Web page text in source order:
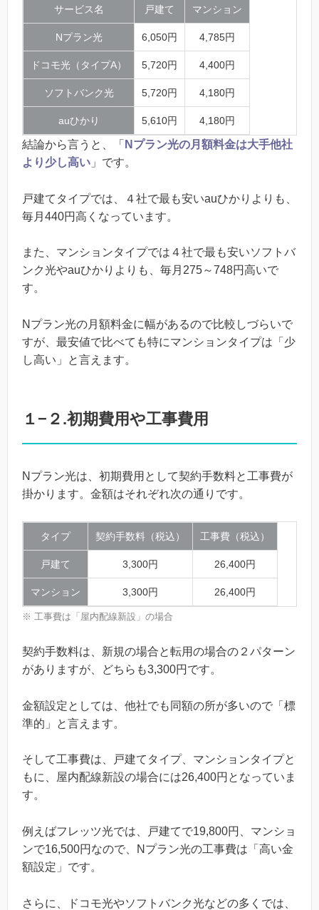
サービス名 戸建て マンション
Nプラン光 6,050円 4,785円
ドコモ光（タイプA） 5,720円 4,400円
ソフトバンク光 5,720円 4,180円
auひかり 5,610円 4,180円
結論から言うと、「 Nプラン光の月額料金は大手他社
より少し高い 」です。
戸建てタイプでは、４社で最も安いauひかりよりも、
毎月440円高くなっています。
また、マンションタイプでは４社で最も安いソフトバ
ンク光やauひかりよりも、毎月275～748円高いで
す。
Nプラン光の月額料金に幅があるので比較しづらいで
すが、最安値で比べても特にマンションタイプは「少
し高い」と言えます。
１−２.初期費用や工事費用
Nプラン光は、初期費用として契約手数料と工事費が
掛かります。金額はそれぞれ次の通りです。
タイプ 契約手数料（税込） 工事費（税込）
戸建て 3,300円 26,400円
マンション 3,300円 26,400円
※ 工事費は「屋内配線新設」の場合
契約手数料は、新規の場合と転用の場合の２パターン
がありますが、どちらも3,300円です。
金額設定としては、他社でも同額の所が多いので「標
準的」と言えます。
そして工事費は、戸建てタイプ、マンションタイプと
もに、屋内配線新設の場合には26,400円となっていま
す。
例えばフレッツ光では、戸建てで19,800円、マンショ
ンで16,500円なので、Nプラン光の工事費は「高い金
額設定」です。
さらに、ドコモ光やソフトバンク光などの多くでは、